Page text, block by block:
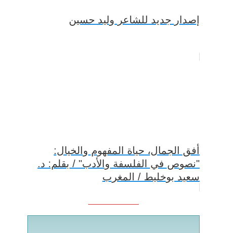
إصدار جديد للشاعر وليد حسين
أفق الجمال، حياة المفهوم والخيال:
"نصوص في الفلسفة والأدب" / بقلم: د.
سعيد بوخليط / المغرب